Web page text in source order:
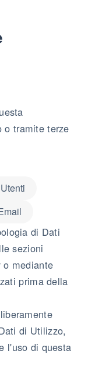
o tramite terze
di Dati
sezioni
o mediante
prima della
di Utilizzo,
l'uso di questa